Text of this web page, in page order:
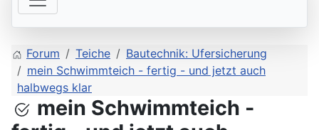
Forum Teiche
Bautechnik: Ufersicherung
mein Schwimmteich - fertig - und jetzt auch
halbwegs klar
mein Schwimmteich -